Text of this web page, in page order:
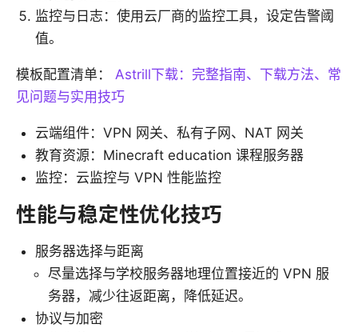
监控与日志：使用云厂商的监控工具，设定告警阈
值。
模板配置清单： Astrill下载：完整指南、下载方法、常
见问题与实用技巧
云端组件：VPN 网关、私有子网、NAT 网关
教育资源：Minecraft education 课程服务器
监控：云监控与 VPN 性能监控
性能与稳定性优化技巧
服务器选择与距离
尽量选择与学校服务器地理位置接近的 VPN 服
务器，减少往返距离，降低延迟。
协议与加密